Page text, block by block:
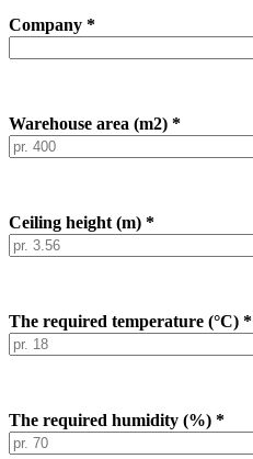
Company *
Warehouse area (m2) *
Ceiling height (m) *
The required temperature (°C) *
The required humidity (%) *